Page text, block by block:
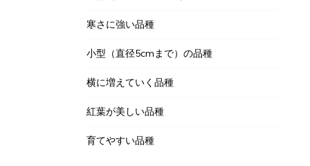
寒さに強い品種
小型（直径5cmまで）の品種
横に増えていく品種
紅葉が美しい品種
育てやすい品種